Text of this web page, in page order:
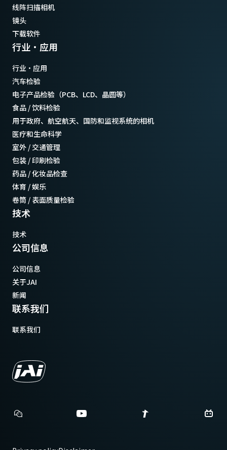
线阵扫描相机
镜头
下载软件
行业·应用
行业·应用
汽车检验
电子产品检验（PCB、LCD、晶圆等）
食品 / 饮料检验
用于政府、航空航天、国防和监视系统的相机
医疗和生命科学
室外 / 交通管理
包装 / 印刷检验
药品 / 化妆品检查
体育 / 娱乐
卷筒 / 表面质量检验
技术
技术
公司信息
公司信息
关于JAI
新闻
联系我们
联系我们